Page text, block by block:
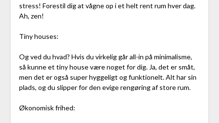
stress! Forestil dig at vågne op i et helt rent rum hver dag.
Ah, zen!
Tiny houses:
Og ved du hvad? Hvis du virkelig går all-in på minimalisme,
så kunne et tiny house være noget for dig. Ja, det er småt,
men det er også super hyggeligt og funktionelt. Alt har sin
plads, og du slipper for den evige rengøring af store rum.
Økonomisk frihed: